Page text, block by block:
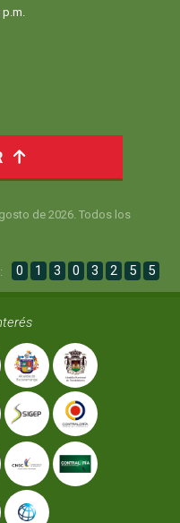
p.m.
de 2026. Todos los
0 1 3 0 3 2 5 5